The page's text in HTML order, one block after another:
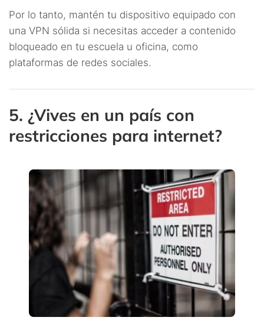
Por lo tanto, mantén tu dispositivo equipado con
una VPN sólida si necesitas acceder a contenido
bloqueado en tu escuela u oficina, como
plataformas de redes sociales.
5. ¿Vives en un país con
restricciones para internet?